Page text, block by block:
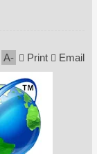
A- Print Email